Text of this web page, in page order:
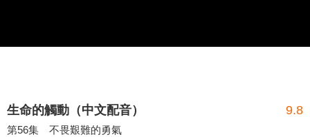
生命的觸動（中文配音） 9.8
第56集 不畏艱難的勇氣